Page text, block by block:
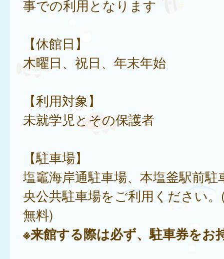
事での利用となります
【休館日】
木曜日、祝日、年末年始
【利用対象】
未就学児とその保護者
【駐車場】
塩竈海岸通駐車場、本塩釜駅前駐
央公共駐車場をご利用ください
無料)
※来館する際は必ず、駐車券をお